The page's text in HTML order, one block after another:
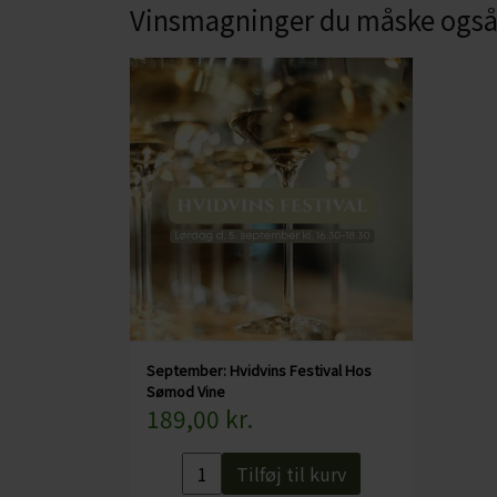
CHARDONNAY
PINOT NOIR
REFOSCO
RIESLING
SCHIOPPETINO
CHOKOLADE, LAKRIDS ETC
ØL
CIDER
TONICS OG VAND
JUL OG GLØGG
PÅSKE
Vinsmagninger du måske
September: Hvidvins Festival Hos
Sømod Vine
189,00 kr.
Tilføj til kurv